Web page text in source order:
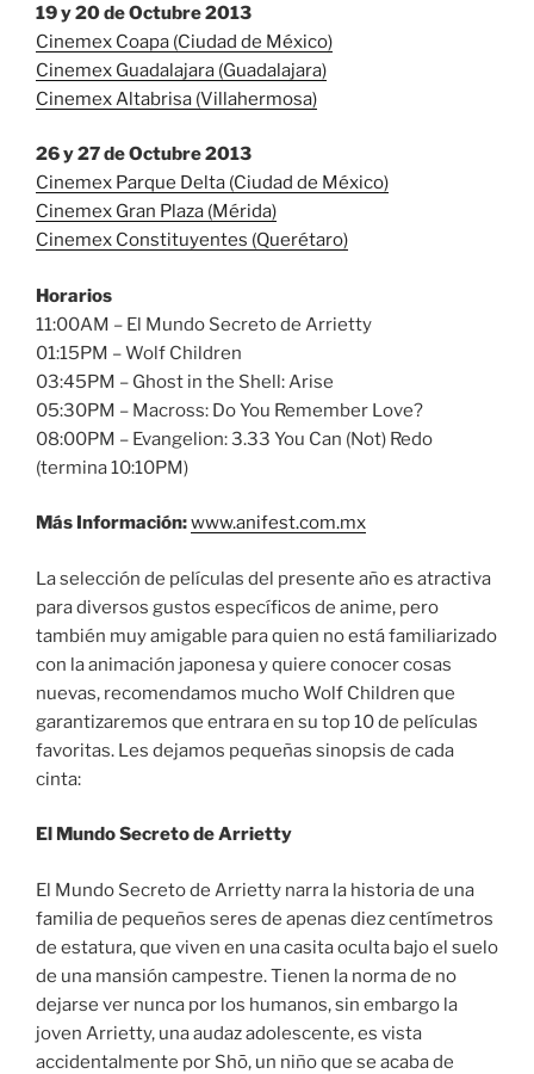
19 y 20 de Octubre 2013
Cinemex Coapa (Ciudad de México)
Cinemex Guadalajara (Guadalajara)
Cinemex Altabrisa (Villahermosa)
26 y 27 de Octubre 2013
Cinemex Parque Delta (Ciudad de México)
Cinemex Gran Plaza (Mérida)
Cinemex Constituyentes (Querétaro)
Horarios
11:00AM – El Mundo Secreto de Arrietty
01:15PM – Wolf Children
03:45PM – Ghost in the Shell: Arise
05:30PM – Macross: Do You Remember Love?
08:00PM – Evangelion: 3.33 You Can (Not) Redo
(termina 10:10PM)
Más Información:www.anifest.com.mx
La selección de películas del presente año es atractiva
para diversos gustos específicos de anime, pero
también muy amigable para quien no está familiarizado
con la animación japonesa y quiere conocer cosas
nuevas, recomendamos mucho Wolf Children que
garantizaremos que entrara en su top 10 de películas
favoritas. Les dejamos pequeñas sinopsis de cada
cinta:
El Mundo Secreto de Arrietty
El Mundo Secreto de Arrietty narra la historia de una
familia de pequeños seres de apenas diez centímetros
de estatura, que viven en una casita oculta bajo el suelo
de una mansión campestre. Tienen la norma de no
dejarse ver nunca por los humanos, sin embargo la
joven Arrietty, una audaz adolescente, es vista
accidentalmente por Shō, un niño que se acaba de